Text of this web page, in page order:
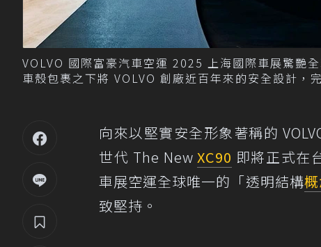
VOLVO 國際富豪汽車空運 2025 上海國際車展驚艷
車殼包裹之下將 VOLVO 創廠近百年來的安全設計，
向來以堅實安全形象著稱的
世代 The NewXC90 即將正式在
車展空運全球唯一的「透明結構
致堅持。